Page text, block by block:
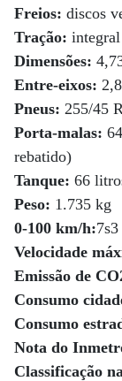
Freios: discos
Tração:
Dimensões:
Entre-eixos:
Pneus: 255/45
Porta-malas:
rebatido)
Tanque: 66
Peso: 1.735 kg
0-100 km/h:7s3
Velocidade
Emissão de
Consumo
Consumo
Nota do
Classificação